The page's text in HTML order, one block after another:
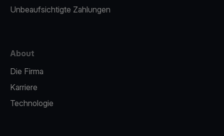
Unbeaufsichtigte Zahlungen
About
Die Firma
Karriere
Technologie